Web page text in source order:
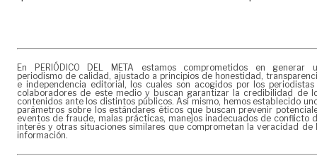
En PERIÓDICO DEL META estamos comprometidos en generar
periodismo de calidad, ajustado a principios de honestidad,
e independencia editorial, los cuales son acogidos por los periodistas
colaboradores de este medio y buscan garantizar la credibilidad de
contenidos ante los distintos públicos. Así mismo, hemos establecido
parámetros sobre los estándares éticos que buscan prevenir
eventos de fraude, malas prácticas, manejos inadecuados de conflicto
interés y otras situaciones similares que comprometan la veracidad de
información.